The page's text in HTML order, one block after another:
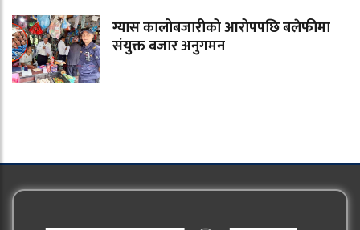
ग्यास कालोबजारीको आरोपपछि बलेफीमा
संयुक्त बजार अनुगमन